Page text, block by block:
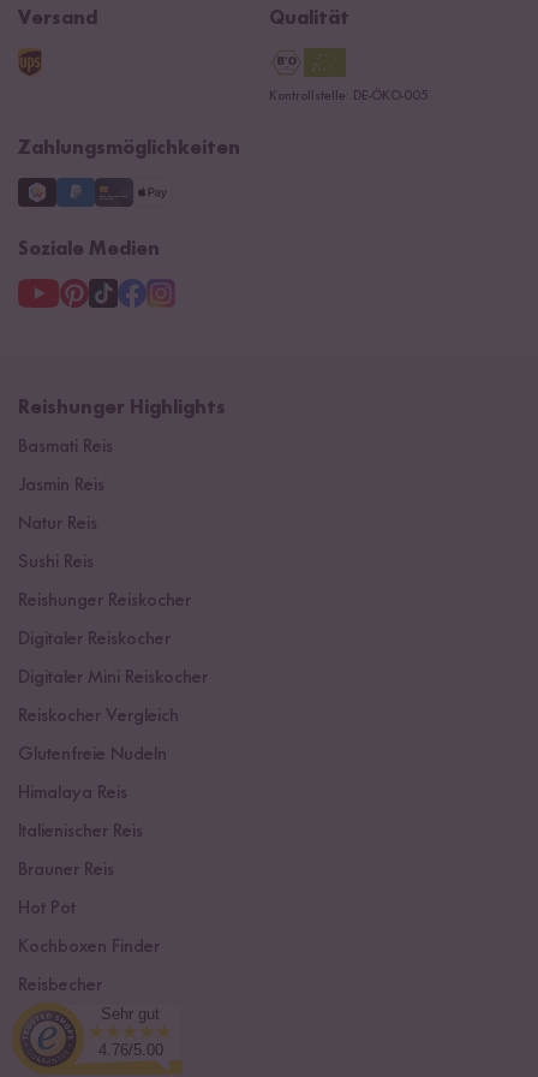
Kontaktformular
Navacopah
Reishunger Gutscheine
B2B
Datenschutzerklärung
Versand Qualität
Kontrollstelle: DE-ÖKO-005
Zahlungsmöglichkeiten
Soziale Medien
Reishunger Highlights
Basmati Reis
Jasmin Reis
Natur Reis
Sushi Reis
Reishunger Reiskocher
Digitaler Reiskocher
Digitaler Mini Reiskocher
Reiskocher Vergleich
Glutenfreie Nudeln
Himalaya Reis
Italienischer Reis
Brauner Reis
Hot Pot
Kochboxen Finder
Reisbecher
Sushi Einsteiger Box
Sehr gut
4.76/5.00